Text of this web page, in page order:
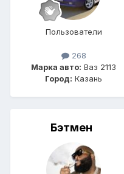
Пользователи
268
Марка авто: Ваз 2113
Город: Казань
Бэтмен